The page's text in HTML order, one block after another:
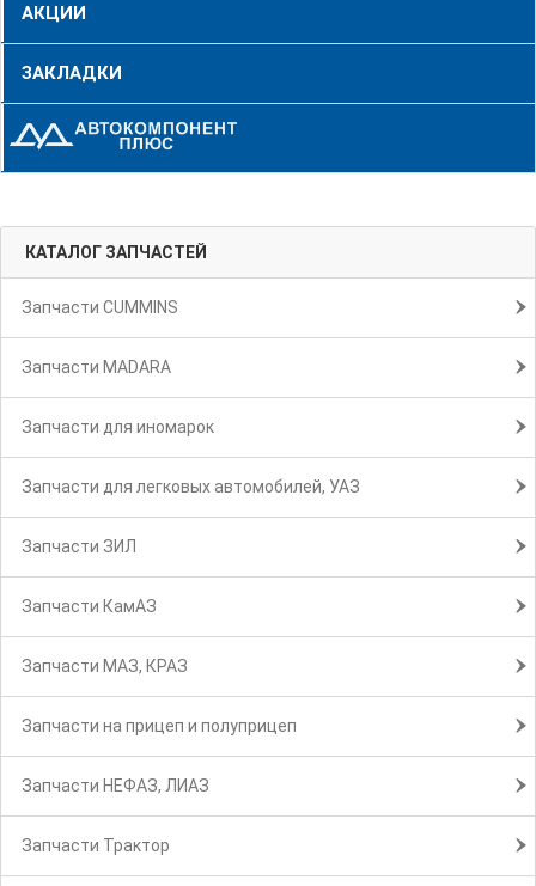
АКЦИИ
ЗАКЛАДКИ
КАТАЛОГ ЗАПЧАСТЕЙ
Запчасти CUMMINS
Запчасти MADARA
Запчасти для иномарок
Запчасти для легковых автомобилей, УАЗ
Запчасти ЗИЛ
Запчасти КамАЗ
Запчасти МАЗ, КРАЗ
Запчасти на прицеп и полуприцеп
Запчасти НЕФАЗ, ЛИАЗ
Запчасти Трактор